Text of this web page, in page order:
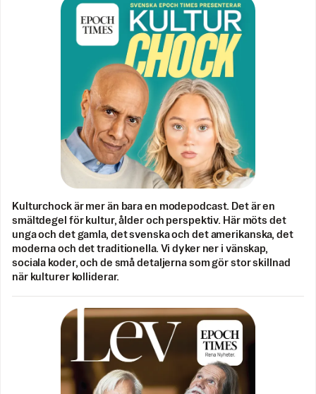
Kulturchock är mer än bara en modepodcast. Det är en
smältdegel för kultur, ålder och perspektiv. Här möts det
unga och det gamla, det svenska och det amerikanska, det
moderna och det traditionella. Vi dyker ner i vänskap,
sociala koder, och de små detaljerna som gör stor skillnad
när kulturer kolliderar.